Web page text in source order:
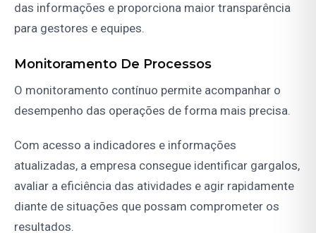
das informações e proporciona maior transparência
para gestores e equipes.
Monitoramento De Processos
O monitoramento contínuo permite acompanhar o
desempenho das operações de forma mais precisa.
Com acesso a indicadores e informações
atualizadas, a empresa consegue identificar gargalos,
avaliar a eficiência das atividades e agir rapidamente
diante de situações que possam comprometer os
resultados.